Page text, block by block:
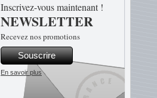
Inscrivez-vous maintenant !
NEWSLETTER
Recevez nos promotions
Souscrire
En savoir plus